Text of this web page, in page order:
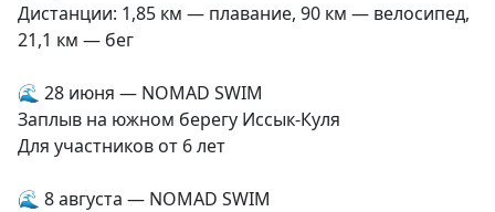
Дистанции: 1,85 км — плавание, 90 км — велосипед,
21,1 км — бег
🌊 28 июня — NOMAD SWIM
Заплыв на южном берегу Иссык-Куля
Для участников от 6 лет
🌊 8 августа — NOMAD SWIM